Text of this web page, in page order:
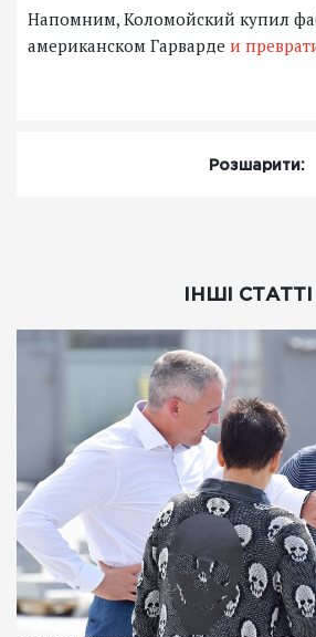
Напомним, Коломойский купил
американском Гарварде и
Розшарити:
ІНШІ СТАТТІ